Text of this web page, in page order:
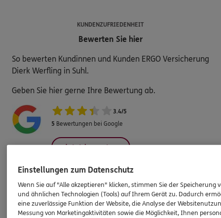
KUNDENZUFRIEDENHEIT
Bewerten Sie hier
So bewerten Kundinnen und Kunden ERGO Versicherung
Dierk Werfling in Suhl.
Geben Sie hier gerne Ihre Bewertung ab.
3.4/5
5 Bewertungen bei Google
Jetzt bewerten
Produkte
Einstellungen zum Datenschutz
Wenn Sie auf "Alle akzeptieren" klicken, stimmen Sie der Speicherung
und ähnlichen Technologien (Tools) auf Ihrem Gerät zu. Dadurch
eine zuverlässige Funktion der Website, die Analyse der
Messung von Marketingaktivitäten sowie die Möglichkeit, Ihnen